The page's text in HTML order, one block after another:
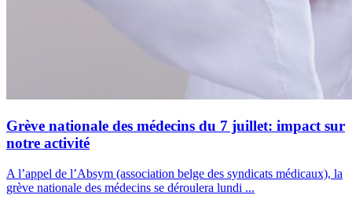
Grève nationale des médecins du 7 juillet: impact sur
notre activité
A l’appel de l’Absym (association belge des syndicats médicaux), la
grève nationale des médecins se déroulera lundi ...